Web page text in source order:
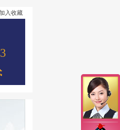
入收藏